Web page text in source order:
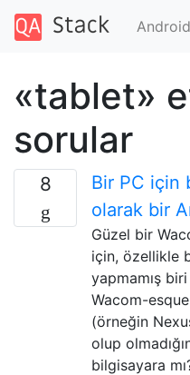
Android
«tablet»
sorular
8
Bir PC için
olarak bir
Güzel bir
için, özellikle
yapmamış
Wacom-
(örneğin
olup
bilgisayara